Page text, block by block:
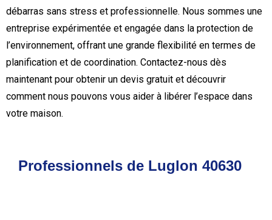
débarras sans stress et professionnelle. Nous sommes une
entreprise expérimentée et engagée dans la protection de
l’environnement, offrant une grande flexibilité en termes de
planification et de coordination. Contactez-nous dès
maintenant pour obtenir un devis gratuit et découvrir
comment nous pouvons vous aider à libérer l’espace dans
votre maison.
Professionnels de Luglon 40630